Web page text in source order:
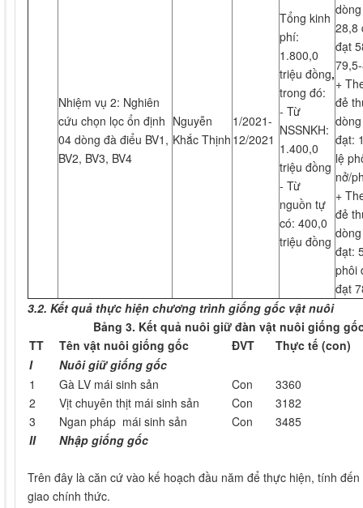
Nhiệm vụ 2: Nghiên
cứu chọn lọc ổn định
04 dòng đà điểu BV1,
BV2, BV3, BV4
Nguyễn
Khắc Thịnh
1/2021-
12/2021
Tổng kinh
phí:
1.800,0
triệu đồng,
trong đó:
- Từ
NSSNKH:
1.400,0
triệu đồng
- Từ
nguồn tự
có: 400,0
triệu đồng
28,8
đạt
+
đẻ
đạt:
lệ
nở/
+
đẻ
đạt:
phôi
đạt
3.2. Kết quả thực hiện chương trình giống gốc vật nuôi
Bảng 3. Kết quả nuôi giữ đàn vật nuôi giống
TT
Tên vật nuôi giống gốc ĐVT Thực tế (con)
I
Nuôi giữ giống gốc
1
Gà LV mái sinh sản Con
3360
2
Vịt chuyên thịt mái sinh sản Con
3182
3
Ngan pháp mái sinh sản Con
3485
II
Nhập giống gốc
Trên đây là căn cứ vào kế hoạch đầu năm để thực hiện, tính
giao chính thức.